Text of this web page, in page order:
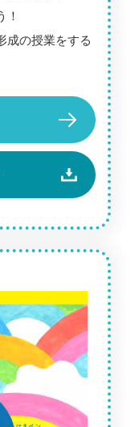
！
成の授業をする